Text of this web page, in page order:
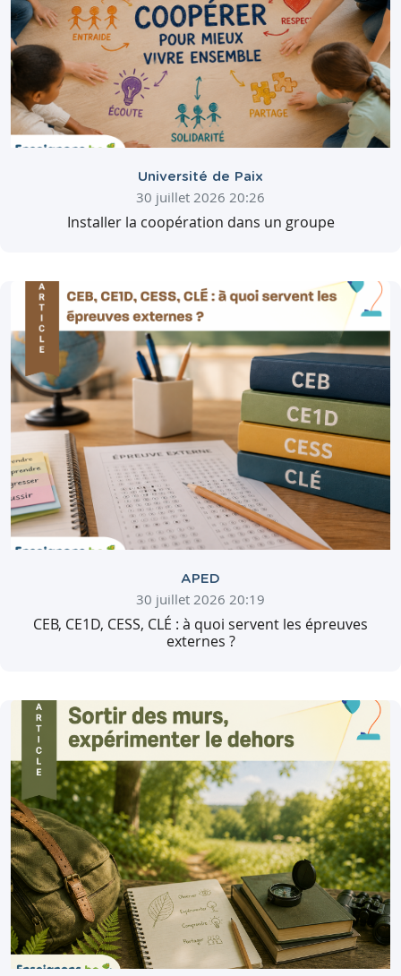
Université de Paix
30 juillet 2026 20:26
Installer la coopération dans un groupe
APED
30 juillet 2026 20:19
CEB, CE1D, CESS, CLÉ : à quoi servent les épreuves
externes ?